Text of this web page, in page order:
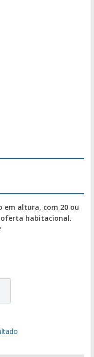
em altura, com 20 ou
habitacional.